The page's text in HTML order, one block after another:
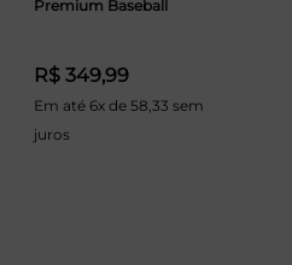
Premium Baseball
R$ 349,99
Em até 6x de 58,33 sem
juros